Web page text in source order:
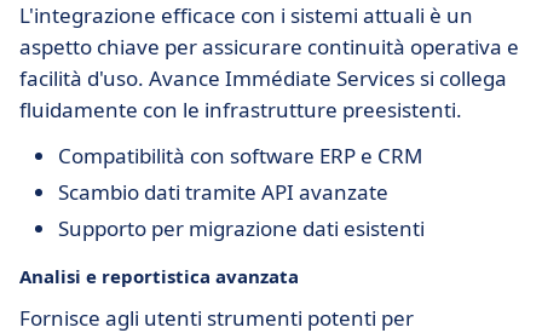
L'integrazione efficace con i sistemi attuali è un
aspetto chiave per assicurare continuità operativa e
facilità d'uso. Avance Immédiate Services si collega
fluidamente con le infrastrutture preesistenti.
Compatibilità con software ERP e CRM
Scambio dati tramite API avanzate
Supporto per migrazione dati esistenti
Analisi e reportistica avanzata
Fornisce agli utenti strumenti potenti per